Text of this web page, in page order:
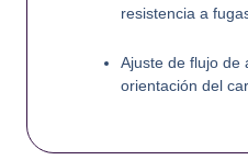
resistencia a
Ajuste de flujo de
orientación del